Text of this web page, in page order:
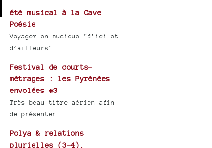
été musical à la Cave
Poésie
Voyager en musique "d’ici et
d’ailleurs"
Festival de courts-
métrages : les Pyrénées
envolées #3
Très beau titre aérien afin
de présenter
Polya & relations
plurielles (3-4).